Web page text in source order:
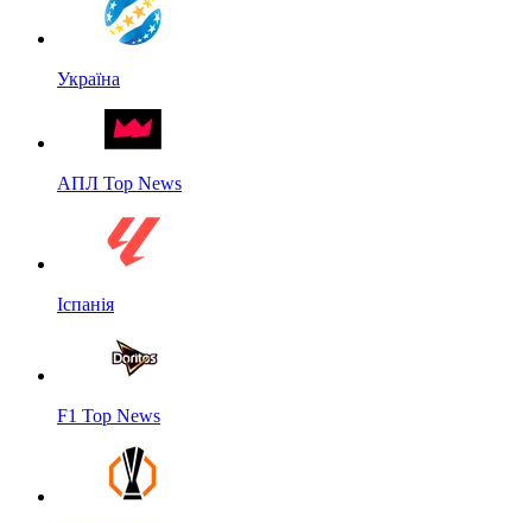
Україна
АПЛ Top News
Іспанія
F1 Top News